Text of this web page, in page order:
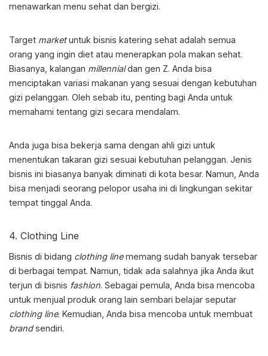
menawarkan menu sehat dan bergizi.
Target marketuntuk bisnis katering sehat adalah semua
orang yang ingin diet atau menerapkan pola makan sehat.
Biasanya, kalangan millennialdan gen Z. Anda bisa
menciptakan variasi makanan yang sesuai dengan kebutuhan
gizi pelanggan. Oleh sebab itu, penting bagi Anda untuk
memahami tentang gizi secara mendalam.
Anda juga bisa bekerja sama dengan ahli gizi untuk
menentukan takaran gizi sesuai kebutuhan pelanggan. Jenis
bisnis ini biasanya banyak diminati di kota besar. Namun, Anda
bisa menjadi seorang pelopor usaha ini di lingkungan sekitar
tempat tinggal Anda.
4. Clothing Line
Bisnis di bidang clothing linememang sudah banyak tersebar
di berbagai tempat. Namun, tidak ada salahnya jika Anda ikut
terjun di bisnis fashion. Sebagai pemula, Anda bisa mencoba
untuk menjual produk orang lain sembari belajar seputar
clothing line. Kemudian, Anda bisa mencoba untuk membuat
brandsendiri.